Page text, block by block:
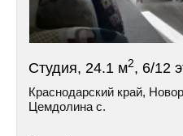
Студия, 24.1 м2, 6/12
Краснодарский край,
Цемдолина с.